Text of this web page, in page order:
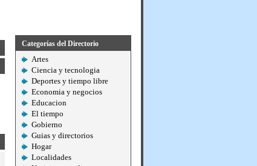
Categorías del Directorio
Artes
Ciencia y tecnologia
Deportes y tiempo libre
Economia y negocios
Educacion
El tiempo
Gobierno
Guias y directorios
Hogar
Localidades